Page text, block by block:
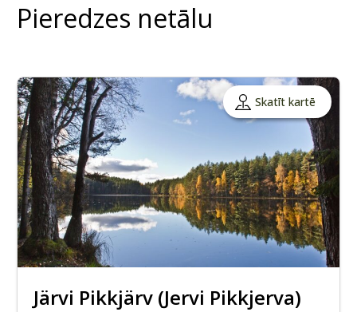
Pieredzes netālu
Skatīt kartē
Järvi Pikkjärv (Jervi Pikkjerva)